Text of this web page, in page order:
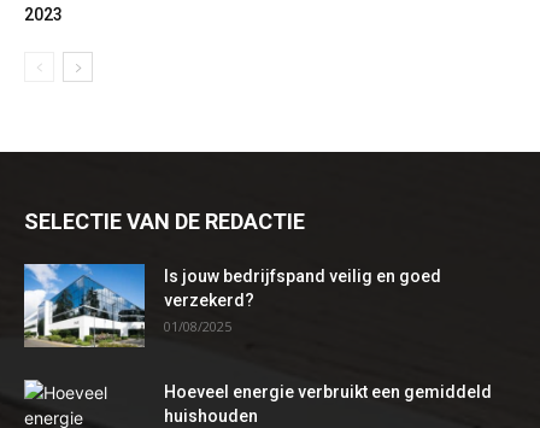
2023
SELECTIE VAN DE REDACTIE
Is jouw bedrijfspand veilig en goed
verzekerd?
01/08/2025
Hoeveel energie verbruikt een gemiddeld
huishouden